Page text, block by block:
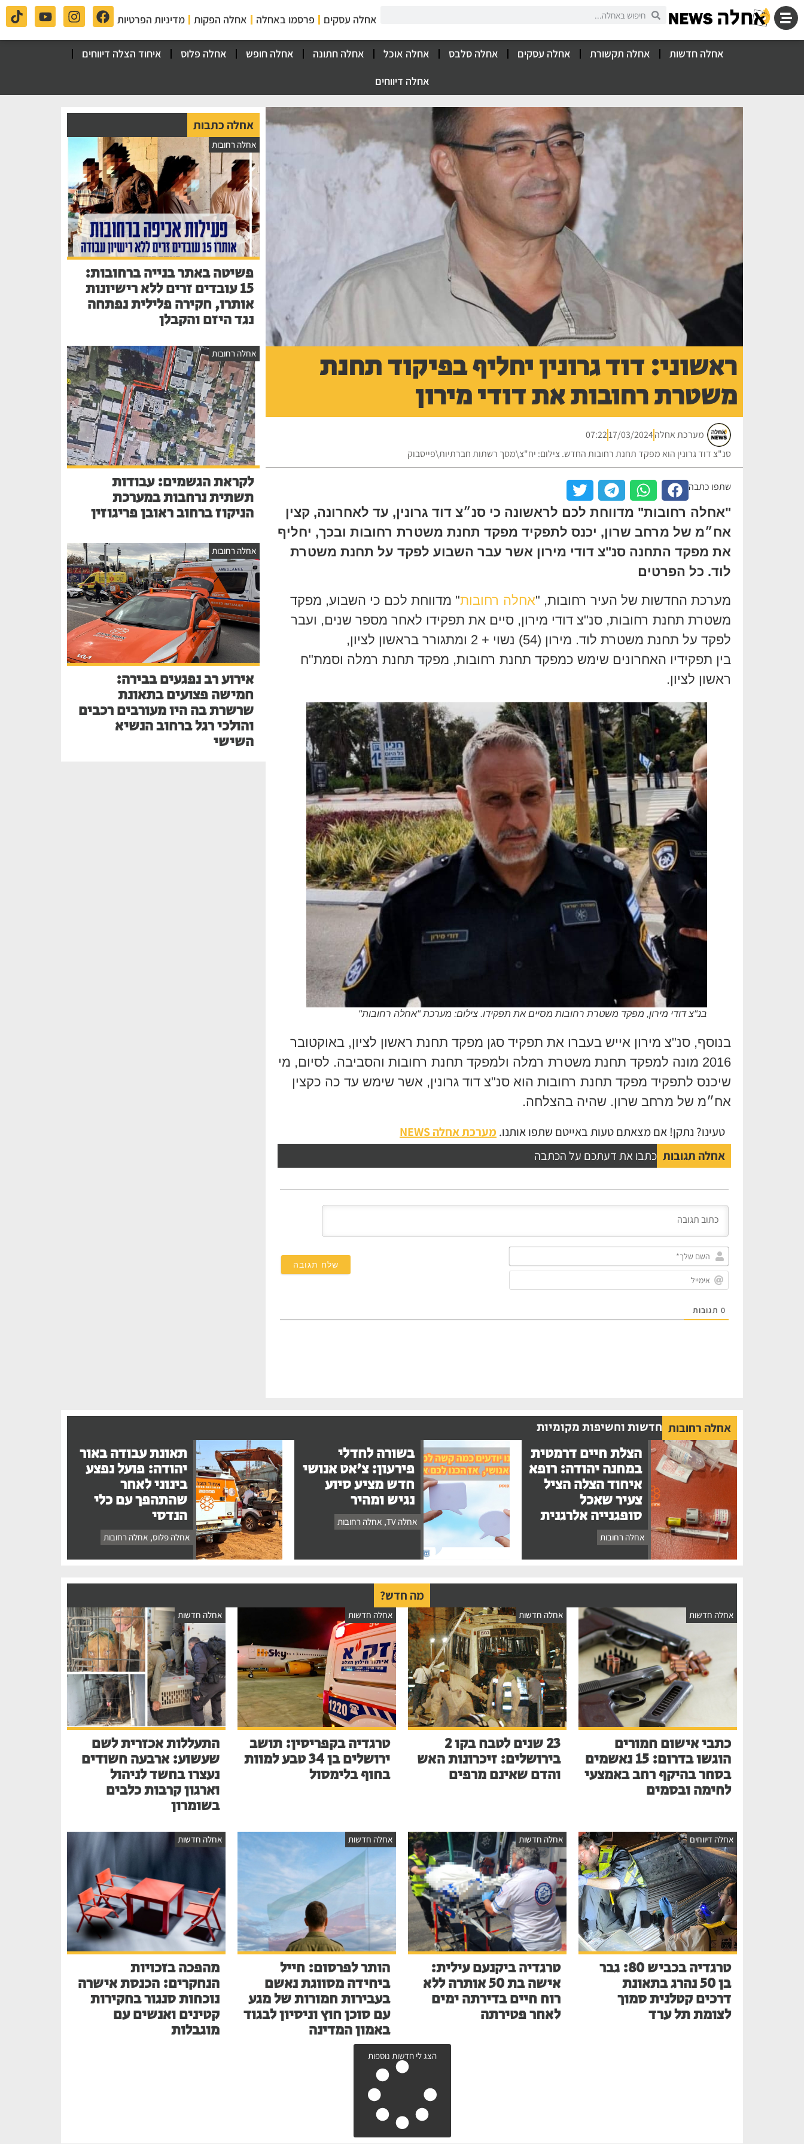
אחלה עסקים פרסמו באחלה אחלה הפקות מדיניות הפרטיות
אחלה חדשות אחלה תקשורת אחלה עסקים אחלה סלבס אחלה אוכל אחלה חתונה אחלה חופש אחלה פלוס
איחוד הצלה דיווחים
אחלה דיווחים
ראשוני: דוד גרונין יחליף בפיקוד תחנת
משטרת רחובות את דודי מירון
מערכת אחלה17/03/2024
07:22
סנ"צ דוד גרונין הוא מפקד תחנת רחובות החדש. צילום: יח"צ\מסך רשתות חברתיות\פייסבוק
שתפו כתבה
"אחלה רחובות" מדווחת לכם לראשונה כי סנ״צ דוד גרונין, עד לאחרונה, קצין
אח״מ של מרחב שרון, יכנס לתפקיד מפקד תחנת משטרת רחובות ובכך, יחליף
את מפקד התחנה סנ"צ דודי מירון אשר עבר השבוע לפקד על תחנת משטרת
לוד. כל הפרטים
מערכת החדשות של העיר רחובות, "אחלה רחובות" מדווחת לכם כי השבוע, מפקד
משטרת תחנת רחובות, סנ"צ דודי מירון, סיים את תפקידו לאחר מספר שנים, ועבר
לפקד על תחנת משטרת לוד. מירון (54) נשוי + 2 ומתגורר בראשון לציון,
בין תפקידיו האחרונים שימש כמפקד תחנת רחובות, מפקד תחנת רמלה וסמת"ח
ראשון לציון.
בנ"צ דודי מירון, מפקד משטרת רחובות מסיים את תפקידו. צילום: מערכת "אחלה רחובות"
בנוסף, סנ"צ מירון אייש בעברו את תפקיד סגן מפקד תחנת ראשון לציון, באוקטובר
2016 מונה למפקד תחנת משטרת רמלה ולמפקד תחנת רחובות והסביבה. לסיום, מי
שיכנס לתפקיד מפקד תחנת רחובות הוא סנ"צ דוד גרונין, אשר שימש עד כה כקצין
אח״מ של מרחב שרון. שהיה בהצלחה.
טעינו? נתקן! אם מצאתם טעות באייטם שתפו אותנו. מערכת אחלה NEWS
אחלה תגובות כתבו את דעתכם על הכתבה
שלך*
0 תגובות
אחלה כתבות
אחלה רחובות
פשיטה באתר בנייה ברחובות:
15 עובדים זרים ללא רישיונות
אותרו, חקירה פלילית נפתחה
נגד היזם והקבלן
אחלה רחובות
לקראת הגשמים: עבודות
תשתית נרחבות במערכת
הניקוז ברחוב ראובן פריגוזין
אחלה רחובות
אירוע רב נפגעים בבירה:
חמישה פצועים בתאונת
שרשרת בה היו מעורבים רכבים
והולכי רגל ברחוב הנשיא
השישי
אחלה רחובות חדשות וחשיפות מקומיות
הצלת חיים דרמטית
במחנה יהודה: רופא
איחוד הצלה הציל
צעיר שאכל
סופגנייה אלרגנית
אחלה רחובות
בשורה לחדלי
פירעון: צ'אט אנושי
חדש מציע סיוע
נגיש ומהיר
אחלה TV , אחלה רחובות
תאונת עבודה באור
יהודה: פועל נפצע
בינוני לאחר
שהתהפך עם כלי
הנדסי
אחלה פלוס, אחלה רחובות
מה חדש?
אחלה חדשות
כתבי אישום חמורים
הוגשו בדרום: 15 נאשמים
בסחר בהיקף רחב באמצעי
לחימה ובסמים
אחלה חדשות
23 שנים לטבח בקו 2
בירושלים: זיכרונות האש
והדם שאינם מרפים
אחלה חדשות
טרגדיה בקפריסין: תושב
ירושלים בן 34 טבע למוות
בחוף בלימסול
אחלה חדשות
התעללות אכזרית לשם
שעשוע: ארבעה חשודים
נעצרו בחשד לניהול
וארגון קרבות כלבים
בשומרון
אחלה דיווחים
טרגדיה בכביש 80: גבר
בן 50 נהרג בתאונת
דרכים קטלנית סמוך
לצומת תל ערד
אחלה חדשות
טרגדיה ביקנעם עילית:
אישה בת 50 אותרה ללא
רוח חיים בדירתה ימים
לאחר פטירתה
אחלה חדשות
הותר לפרסום: חייל
ביחידה מסווגת נאשם
בעבירות חמורות של מגע
עם סוכן חוץ וניסיון לבגוד
באמון המדינה
אחלה חדשות
מהפכה בזכויות
הנחקרים: הכנסת אישרה
נוכחות סנגור בחקירות
קטינים ואנשים עם
מוגבלות
הצג לי חדשות נוספות